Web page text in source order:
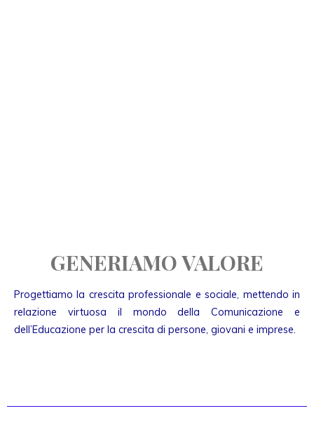
GENERIAMO VALORE
Progettiamo la crescita professionale e sociale, mettendo in
relazione virtuosa il mondo della Comunicazione e
dell’Educazione per la crescita di persone, giovani e imprese.